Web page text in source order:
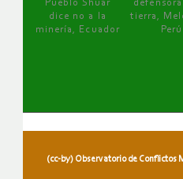
Pueblo Shuar
dice no a la
minería, Ecuador
tierra,
Perú
(cc-by) Observatorio de Conflictos